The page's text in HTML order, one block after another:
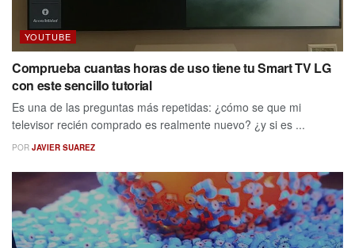
YOUTUBE
Comprueba cuantas horas de uso tiene tu Smart TV LG
con este sencillo tutorial
Es una de las preguntas más repetidas: ¿cómo se que mi
televisor recién comprado es realmente nuevo? ¿y si es ...
POR JAVIER SUAREZ